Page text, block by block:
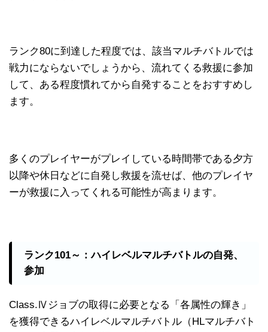
ランク80に到達した程度では、該当マルチバトルでは
戦力にならないでしょうから、流れてくる救援に参加
して、ある程度慣れてから自発することをおすすめし
ます。
多くのプレイヤーがプレイしている時間帯である夕方
以降や休日などに自発し救援を流せば、他のプレイヤ
ーが救援に入ってくれる可能性が高まります。
ランク101～：ハイレベルマルチバトルの自発、
参加
Class.Ⅳジョブの取得に必要となる「各属性の輝き」
を獲得できるハイレベルマルチバトル（HLマルチバト